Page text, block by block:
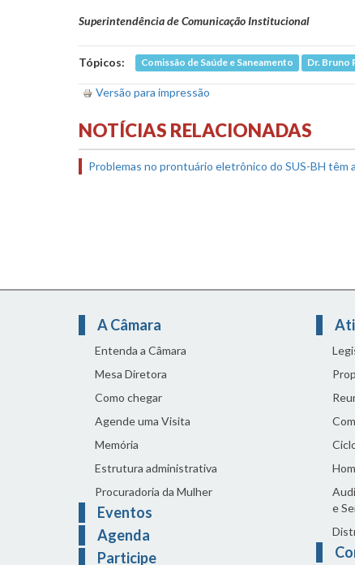
Superintendência de Comunicação Institucional
Tópicos: Comissão de Saúde e Saneamento Dr. Bruno
Versão para impressão
NOTÍCIAS RELACIONADAS
Problemas no prontuário eletrônico do SUS-BH têm
A Câmara
Entenda a Câmara
Mesa Diretora
Como chegar
Agende uma Visita
Memória
Estrutura administrativa
Procuradoria da Mulher
Eventos
Agenda
Participe
e